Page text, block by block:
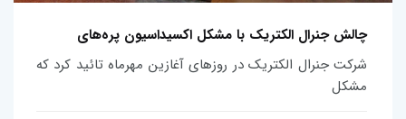
چالش جنرال الکتریک با مشکل اکسیداسیون پره‌های
شرکت جنرال الکتریک در روزهای آغازین مهرماه تائید کرد که
مشکل